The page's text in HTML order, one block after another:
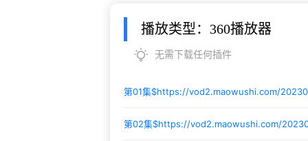
播放类型：360播放器
无需下载任何插件
第01集$https://vod2.maowushi.com/
第02集$https://vod2.maowushi.com/